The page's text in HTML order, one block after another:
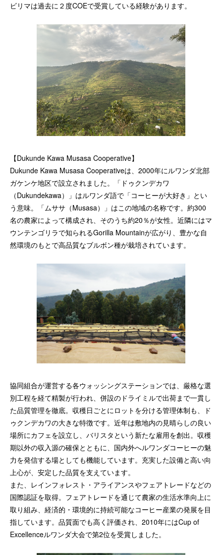
ビリマは過去に２度COEで受賞している経験があります。
【Dukunde Kawa Musasa Cooperative】
Dukunde Kawa Musasa Cooperativeは、2000年にルワンダ北部
ガケンケ地区で設立されました。「ドゥクンデカワ
（Dukundekawa）」はルワンダ語で「コーヒーが大好き」とい
う意味。「ムササ（Musasa）」はこの地域の名称です。約300
名の農家によって構成され、そのうち約20％が女性。近隣にはマ
ウンテンゴリラで知られるGorilla Mountainが広がり、豊かな自
然環境のもとで高品質なブルボン種が栽培されています。
協同組合が運営する各ウォッシングステーションでは、厳格な選
別工程を経て精製が行われ、併設のドライミルで出荷まで一貫し
た品質管理を徹底。収穫日ごとにロットを分ける管理体制も、ド
ゥクンデカワの大きな特徴です。近年は敷地内の見晴らしの良い
場所にカフェを設立し、バリスタという新たな雇用を創出。収穫
期以外の収入源の確保とともに、国内外へルワンダコーヒーの魅
力を発信する場としても機能しています。充実した設備と高い向
上心が、安定した品質を支えています。
また、レインフォレスト・アライアンスやフェアトレードなどの
国際認証を取得。フェアトレードを通じて農家の生活水準向上に
取り組み、経済的・環境的に持続可能なコーヒー産業の発展を目
指しています。品質面でも高く評価され、2010年にはCup of
Excellenceルワンダ大会で第2位を受賞しました。